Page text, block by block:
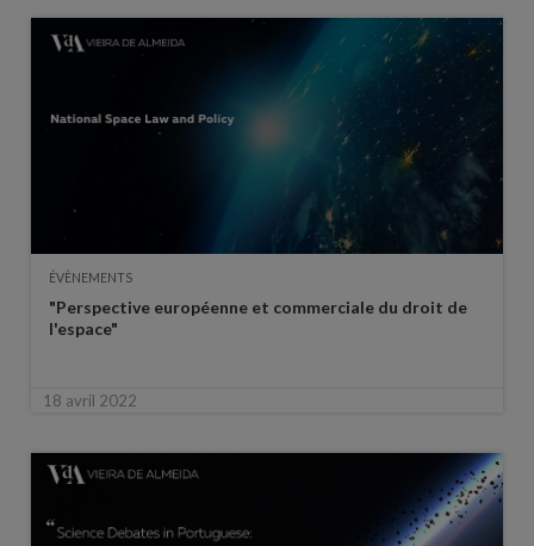
ÉVÈNEMENTS
"Perspective européenne et commerciale du droit de
l'espace"
18 avril 2022